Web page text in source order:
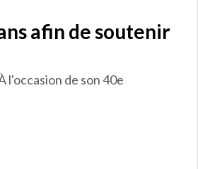
afin de soutenir
l'occasion de son 40e